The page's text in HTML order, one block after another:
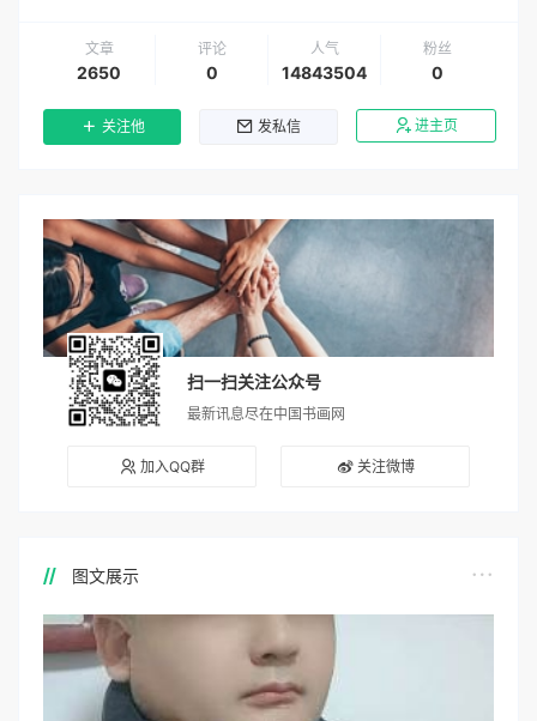
文章
2650
评论
0
人气
14843504
粉丝
0
关注他 发私信 进主页
扫一扫关注公众号
最新讯息尽在中国书画网
加入QQ群 关注微博
图文展示